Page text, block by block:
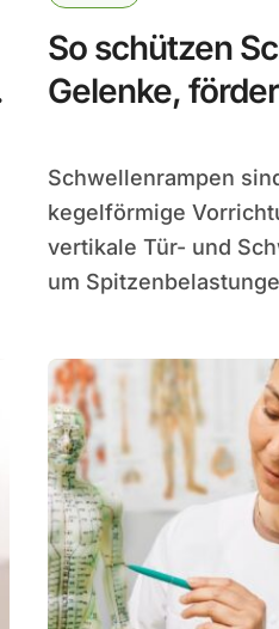
So schützen
Gelenke,
Schwellenrampen sind flach ansteigende,
kegelförmige
vertikale Tür- und
um